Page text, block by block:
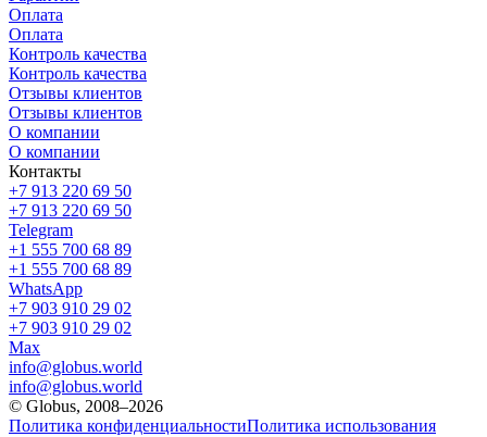
Оплата
Оплата
Контроль качества
Контроль качества
Отзывы клиентов
Отзывы клиентов
О компании
О компании
Контакты
+7 913 220 69 50
+7 913 220 69 50
Telegram
+1 555 700 68 89
+1 555 700 68 89
WhatsApp
+7 903 910 29 02
+7 903 910 29 02
Max
info@globus.world
info@globus.world
© Globus, 2008–2026
Политика конфиденциальностиПолитика использования